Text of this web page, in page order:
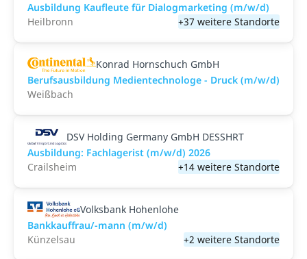
Ausbildung Kaufleute für Dialogmarketing (m/w/d)
Heilbronn
+37 weitere Standorte
Konrad Hornschuch GmbH
Berufsausbildung Medientechnologe - Druck (m/w/d)
Weißbach
DSV Holding Germany GmbH DESSHRT
Ausbildung: Fachlagerist (m/w/d) 2026
Crailsheim
+14 weitere Standorte
Volksbank Hohenlohe
Bankkauffrau/-mann (m/w/d)
Künzelsau
+2 weitere Standorte